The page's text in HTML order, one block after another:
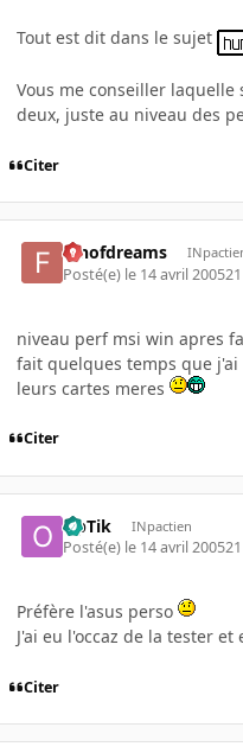
Tout est dit dans le sujet
Vous me conseiller
deux, juste au niveau des
Citer
fanofdreams
Posté(e) le 14 avril 2005
niveau perf msi win apres
fait quelques temps que
leurs cartes meres
Citer
OpTik INpactien
Posté(e) le 14 avril 2005
Préfère l'asus perso
J'ai eu l'occaz de la tester
Citer